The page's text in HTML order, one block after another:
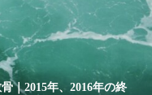
｜2015年、2016年の終